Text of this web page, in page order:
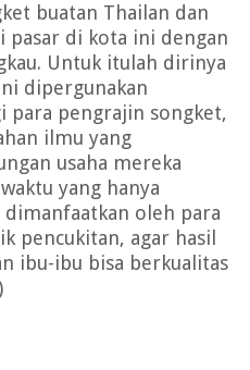
buatan Thailan dan
pasar di kota ini dengan
Untuk itulah dirinya
dipergunakan
para pengrajin songket,
ilmu yang
usaha mereka
yang hanya
oleh para
pencukitan, agar hasil
ibu-ibu bisa berkualitas